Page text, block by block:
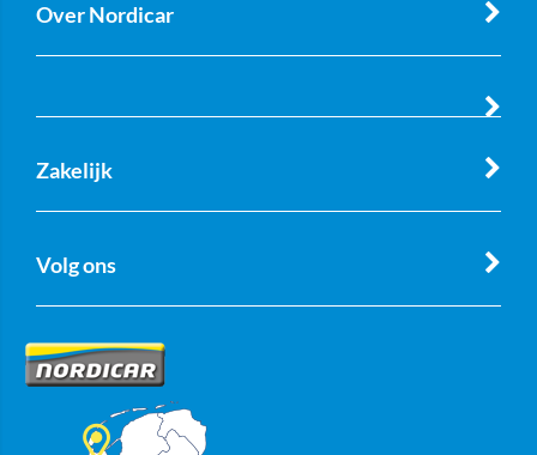
Over Nordicar
Zakelijk
Volg ons